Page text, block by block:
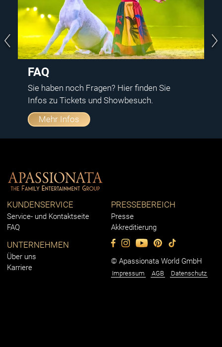
FAQ
Sie haben noch Fragen? Hier finden Sie
Infos zu Tickets und Showbesuch.
Mehr Infos
KUNDENSERVICE
Service- und Kontaktseite
FAQ
PRESSEBEREICH
Presse
Akkreditierung
UNTERNEHMEN
Über uns
Karriere
© Apassionata World GmbH
Impressum AGB Datenschutz